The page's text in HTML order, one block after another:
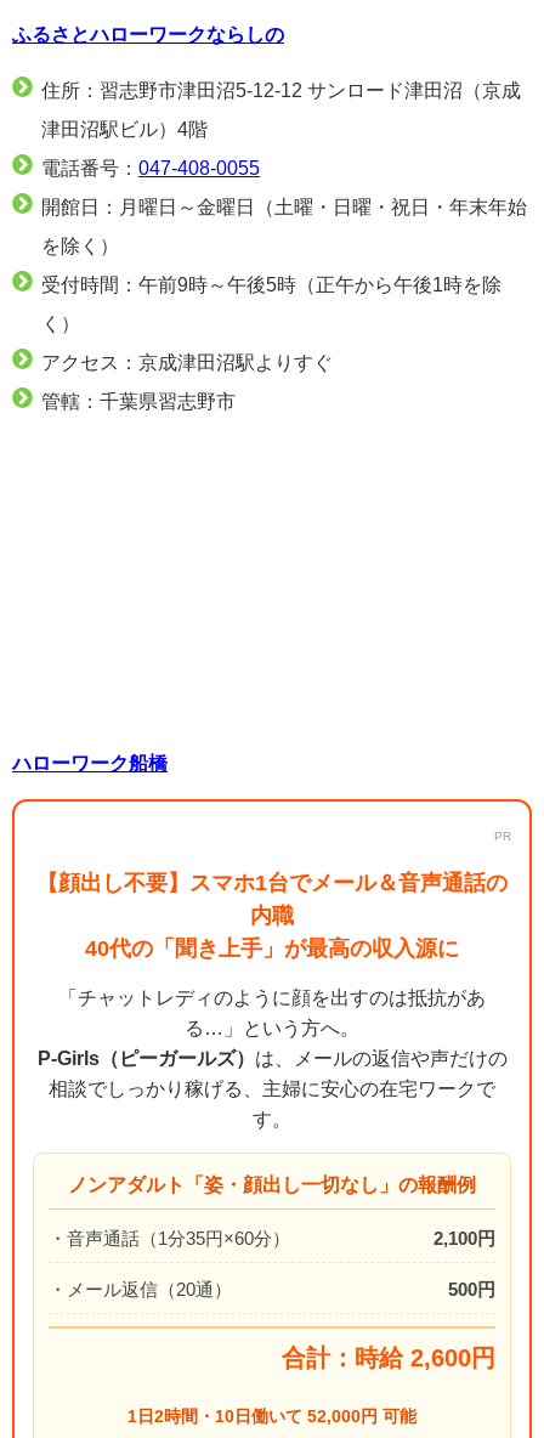
ふるさとハローワークならしの
住所：習志野市津田沼5-12-12 サンロード津田沼（京成
津田沼駅ビル）4階
電話番号： 047-408-0055
開館日：月曜日～金曜日（土曜・日曜・祝日・年末年始
を除く）
受付時間：午前9時～午後5時（正午から午後1時を除
く）
アクセス：京成津田沼駅よりすぐ
管轄：千葉県習志野市
ハローワーク船橋
PR
【顔出し不要】スマホ1台でメール＆音声通話の
内職
40代の「聞き上手」が最高の収入源に
「チャットレディのように顔を出すのは抵抗があ
る…」という方へ。
P-Girls（ピーガールズ） は、メールの返信や声だけの
相談でしっかり稼げる、主婦に安心の在宅ワークで
す。
ノンアダルト「姿・顔出し一切なし」の報酬例
・音声通話（1分35円×60分） 2,100円
・メール返信（20通） 500円
合計：時給 2,600円
1日2時間・10日働いて 52,000円 可能